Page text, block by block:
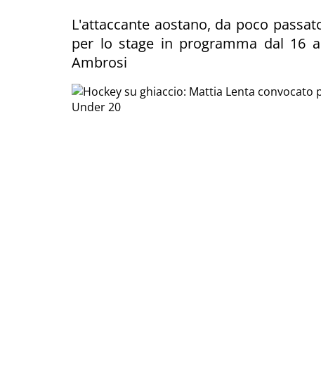
L'attaccante aostano, da poco
per lo stage in programma dal 16
Ambrosi